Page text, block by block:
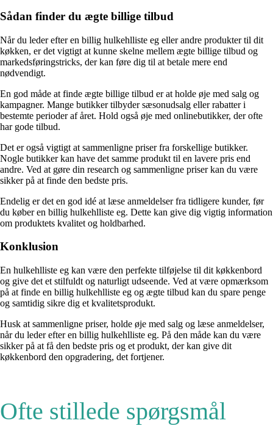
Sådan finder du ægte billige tilbud
Når du leder efter en billig hulkehlliste eg eller andre produkter til dit
køkken, er det vigtigt at kunne skelne mellem ægte billige tilbud og
markedsføringstricks, der kan føre dig til at betale mere end
nødvendigt.
En god måde at finde ægte billige tilbud er at holde øje med salg og
kampagner. Mange butikker tilbyder sæsonudsalg eller rabatter i
bestemte perioder af året. Hold også øje med onlinebutikker, der ofte
har gode tilbud.
Det er også vigtigt at sammenligne priser fra forskellige butikker.
Nogle butikker kan have det samme produkt til en lavere pris end
andre. Ved at gøre din research og sammenligne priser kan du være
sikker på at finde den bedste pris.
Endelig er det en god idé at læse anmeldelser fra tidligere kunder, før
du køber en billig hulkehlliste eg. Dette kan give dig vigtig information
om produktets kvalitet og holdbarhed.
Konklusion
En hulkehlliste eg kan være den perfekte tilføjelse til dit køkkenbord
og give det et stilfuldt og naturligt udseende. Ved at være opmærksom
på at finde en billig hulkehlliste eg og ægte tilbud kan du spare penge
og samtidig sikre dig et kvalitetsprodukt.
Husk at sammenligne priser, holde øje med salg og læse anmeldelser,
når du leder efter en billig hulkehlliste eg. På den måde kan du være
sikker på at få den bedste pris og et produkt, der kan give dit
køkkenbord den opgradering, det fortjener.
Ofte stillede spørgsmål